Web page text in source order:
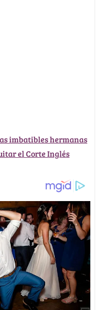
imbatibles hermanas
el Corte Inglés